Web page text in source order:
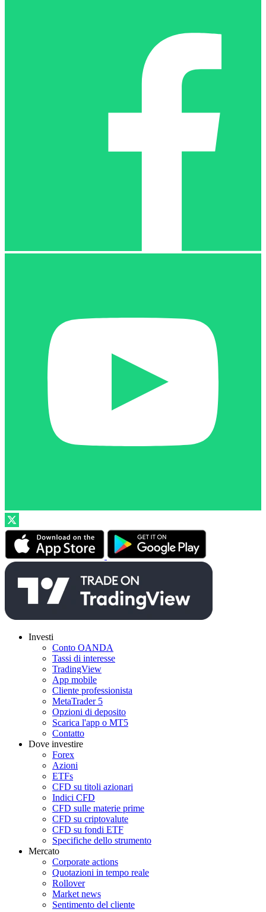
Investi
Conto OANDA
Tassi di interesse
TradingView
App mobile
Cliente professionista
MetaTrader 5
Opzioni di deposito
Scarica l'app o MT5
Contatto
Dove investire
Forex
Azioni
ETFs
CFD su titoli azionari
Indici CFD
CFD sulle materie prime
CFD su criptovalute
CFD su fondi ETF
Specifiche dello strumento
Mercato
Corporate actions
Quotazioni in tempo reale
Rollover
Market news
Sentimento del cliente